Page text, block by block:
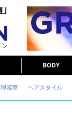
BODY
理容室 ヘアスタイル